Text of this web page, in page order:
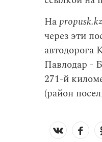
Наpropusk.kz
через эти
автодорога
Павлодар -
271-й
(район